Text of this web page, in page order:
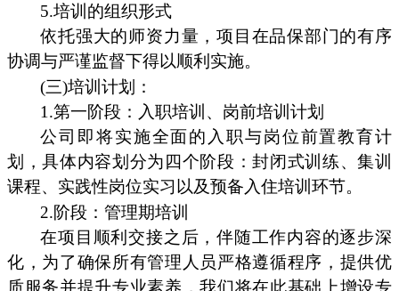
5.培训的组织形式
依托强大的师资力量，项目在品保部门的有序
协调与严谨监督下得以顺利实施。
(三)培训计划：
1.第一阶段：入职培训、岗前培训计划
公司即将实施全面的入职与岗位前置教育计
划，具体内容划分为四个阶段：封闭式训练、集训
课程、实践性岗位实习以及预备入住培训环节。
2.阶段：管理期培训
在项目顺利交接之后，伴随工作内容的逐步深
化，为了确保所有管理人员严格遵循程序，提供优
质服务并提升专业素养，我们将在此基础上增设专